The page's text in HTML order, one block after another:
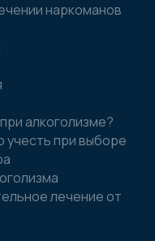
наркоманов
алкоголизме?
учесть при выборе
лечение от